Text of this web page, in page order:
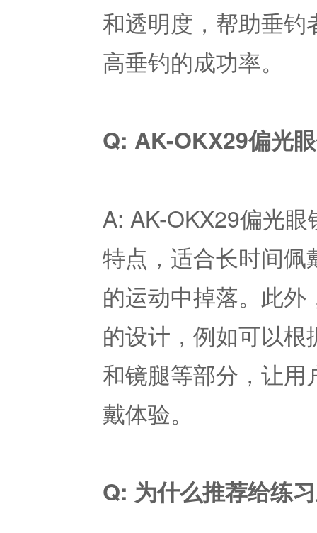
和透明度，帮助垂
高垂钓的成功率。
Q: AK-OKX29偏光
A: AK-OKX29偏光
特点，适合长时间
的运动中掉落。此
的设计，例如可以
和镜腿等部分，让
戴体验。
Q: 为什么推荐给练